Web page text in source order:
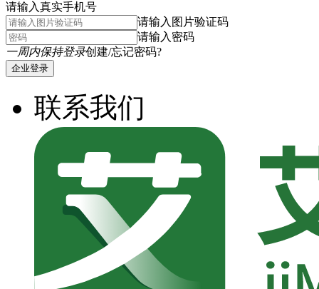
请输入真实手机号
请输入图片验证码
请输入密码
一周内保持登录创建/忘记密码?
企业登录
联系我们